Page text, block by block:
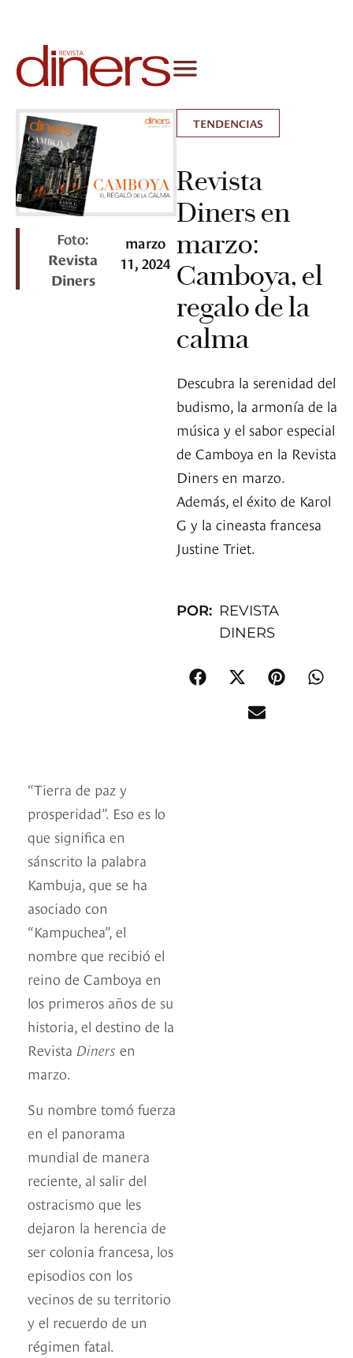
Foto:
Revista
Diners
marzo
11, 2024
TENDENCIAS
Revista
Diners en
marzo:
Camboya, el
regalo de la
calma
Descubra la serenidad del
budismo, la armonía de la
música y el sabor especial
de Camboya en la Revista
Diners en marzo.
Además, el éxito de Karol
G y la cineasta francesa
Justine Triet.
POR: REVISTA
DINERS
“Tierra de paz y
prosperidad”. Eso es lo
que significa en
sánscrito la palabra
Kambuja, que se ha
asociado con
“Kampuchea”, el
nombre que recibió el
reino de Camboya en
los primeros años de su
historia, el destino de la
Revista Diners en
marzo.
Su nombre tomó fuerza
en el panorama
mundial de manera
reciente, al salir del
ostracismo que les
dejaron la herencia de
ser colonia francesa, los
episodios con los
vecinos de su territorio
y el recuerdo de un
régimen fatal.